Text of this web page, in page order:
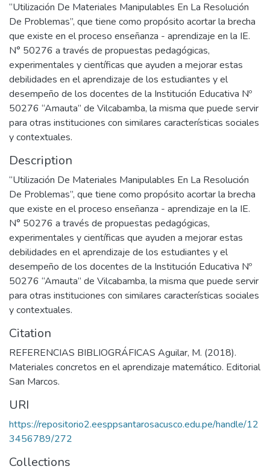
“Utilización De Materiales Manipulables En La Resolución
De Problemas”, que tiene como propósito acortar la brecha
que existe en el proceso enseñanza - aprendizaje en la IE.
N° 50276 a través de propuestas pedagógicas,
experimentales y científicas que ayuden a mejorar estas
debilidades en el aprendizaje de los estudiantes y el
desempeño de los docentes de la Institución Educativa Nº
50276 “Amauta” de Vilcabamba, la misma que puede servir
para otras instituciones con similares características sociales
y contextuales.
Description
“Utilización De Materiales Manipulables En La Resolución
De Problemas”, que tiene como propósito acortar la brecha
que existe en el proceso enseñanza - aprendizaje en la IE.
N° 50276 a través de propuestas pedagógicas,
experimentales y científicas que ayuden a mejorar estas
debilidades en el aprendizaje de los estudiantes y el
desempeño de los docentes de la Institución Educativa Nº
50276 “Amauta” de Vilcabamba, la misma que puede servir
para otras instituciones con similares características sociales
y contextuales.
Citation
REFERENCIAS BIBLIOGRÁFICAS Aguilar, M. (2018).
Materiales concretos en el aprendizaje matemático. Editorial
San Marcos.
URI
https://repositorio2.eesppsantarosacusco.edu.pe/handle/12
3456789/272
Collections